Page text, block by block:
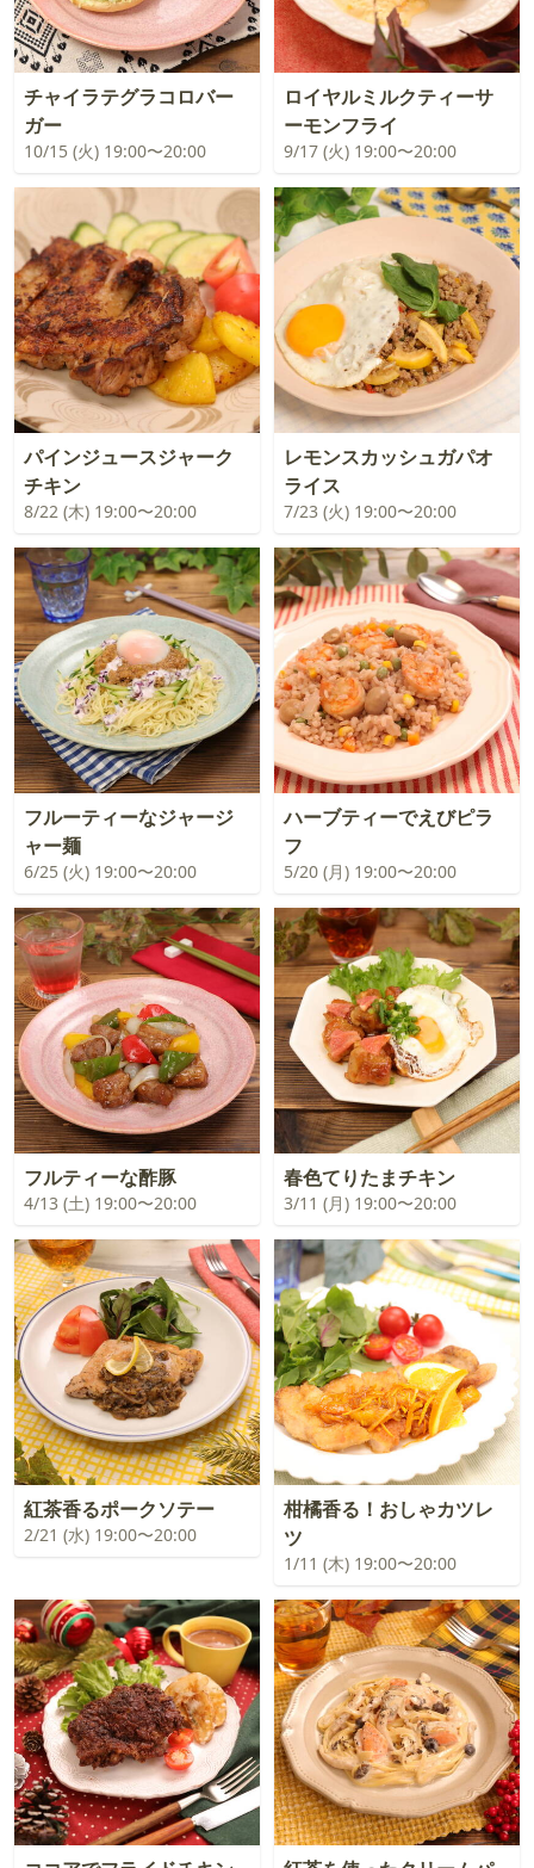
チャイラテグラコロバー
ガー
10/15 (火) 19:00〜20:00
ロイヤルミルクティーサ
ーモンフライ
9/17 (火) 19:00〜20:00
パインジュースジャーク
チキン
8/22 (木) 19:00〜20:00
レモンスカッシュガパオ
ライス
7/23 (火) 19:00〜20:00
フルーティーなジャージ
ャー麺
6/25 (火) 19:00〜20:00
ハーブティーでえびピラ
フ
5/20 (月) 19:00〜20:00
フルティーな酢豚
4/13 (土) 19:00〜20:00
春色てりたまチキン
3/11 (月) 19:00〜20:00
紅茶香るポークソテー
2/21 (水) 19:00〜20:00
柑橘香る！おしゃカツレ
ツ
1/11 (木) 19:00〜20:00